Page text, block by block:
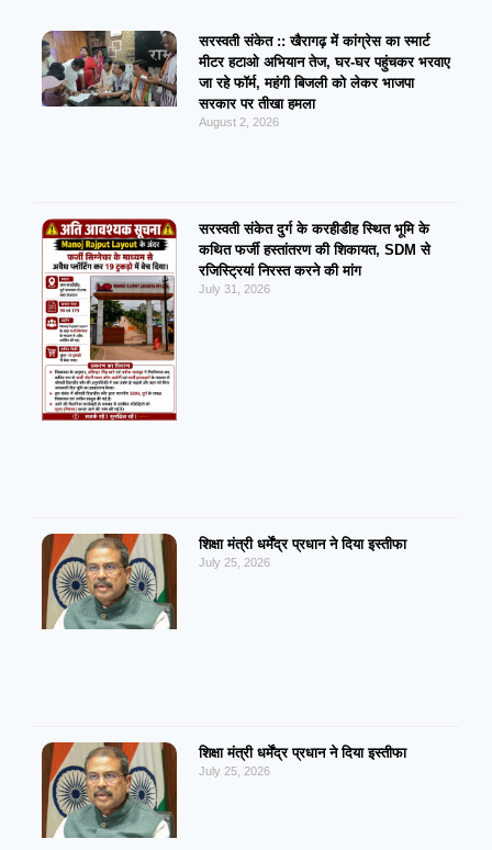
सरस्वती संकेत :: खैरागढ़ में कांग्रेस का स्मार्ट
मीटर हटाओ अभियान तेज, घर-घर पहुंचकर भरवाए
जा रहे फॉर्म, महंगी बिजली को लेकर भाजपा
सरकार पर तीखा हमला
August 2, 2026
सरस्वती संकेत दुर्ग के करहीडीह स्थित भूमि के
कथित फर्जी हस्तांतरण की शिकायत, SDM से
रजिस्ट्रियां निरस्त करने की मांग
July 31, 2026
शिक्षा मंत्री धर्मेंद्र प्रधान ने दिया इस्तीफा
July 25, 2026
शिक्षा मंत्री धर्मेंद्र प्रधान ने दिया इस्तीफा
July 25, 2026